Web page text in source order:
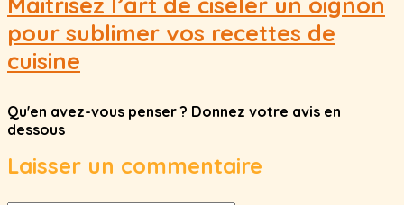
pour sublimer vos recettes de
cuisine
Qu'en avez-vous penser ? Donnez votre avis en
dessous
Laisser un commentaire